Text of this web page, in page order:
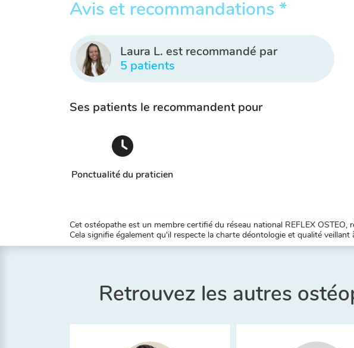
Avis et recommandations *
Laura L. est recommandé par
5 patients
Ses patients le recommandent pour
Ponctualité du praticien
Cet ostéopathe est un membre certifié du réseau national REFLEX
Cela signifie également qu'il respecte la charte déontologie et qualité
Retrouvez les autres